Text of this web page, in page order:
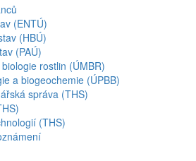
(ENTÚ)
(HBÚ)
(PAÚ)
rostlin (ÚMBR)
a biogeochemie (ÚPBB)
správa (THS)
(THS)